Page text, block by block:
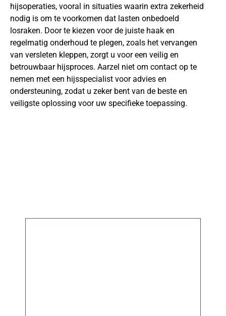
hijsoperaties, vooral in situaties waarin extra zekerheid
nodig is om te voorkomen dat lasten onbedoeld
losraken. Door te kiezen voor de juiste haak en
regelmatig onderhoud te plegen, zoals het vervangen
van versleten kleppen, zorgt u voor een veilig en
betrouwbaar hijsproces. Aarzel niet om contact op te
nemen met een hijsspecialist voor advies en
ondersteuning, zodat u zeker bent van de beste en
veiligste oplossing voor uw specifieke toepassing.